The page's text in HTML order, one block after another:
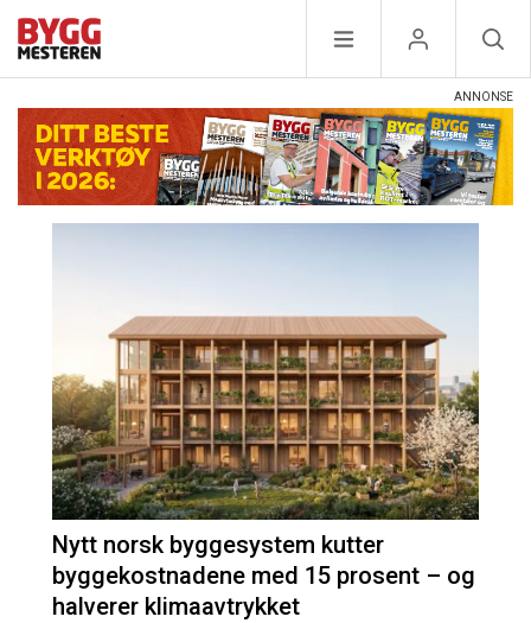
Nytt norsk byggesystem kutter
byggekostnadene med 15 prosent – og
halverer klimaavtrykket